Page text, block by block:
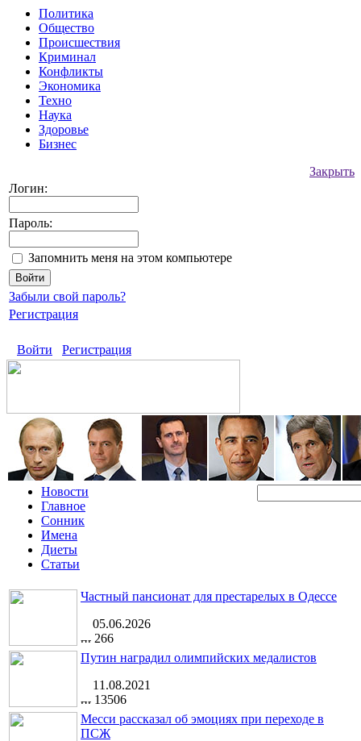
Политика
Общество
Происшествия
Криминал
Конфликты
Экономика
Техно
Наука
Здоровье
Бизнес
Закрыть
Логин:
Пароль:
Запомнить меня на этом компьютере
Забыли свой пароль?
Регистрация
Войти Регистрация
Новости
Главное
Сонник
Имена
Диеты
Статьи
Частный пансионат для престарелых в Одессе
05.06.2026
266
Путин наградил олимпийских медалистов
11.08.2021
13506
Месси рассказал об эмоциях при переходе в
ПСЖ